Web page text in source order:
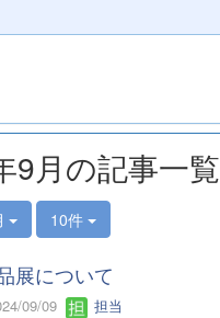
9月の記事一覧
10件
展について
09/09 担当